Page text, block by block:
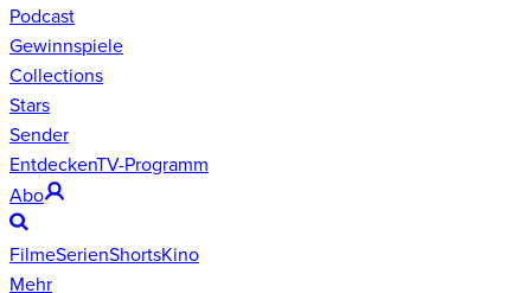
Podcast
Gewinnspiele
Collections
Stars
Sender
EntdeckenTV-Programm
Abo
FilmeSerienShortsKino
Mehr